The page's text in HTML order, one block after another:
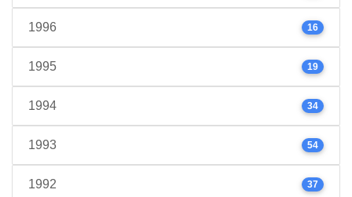
1996 16
1995 19
1994 34
1993 54
1992 37